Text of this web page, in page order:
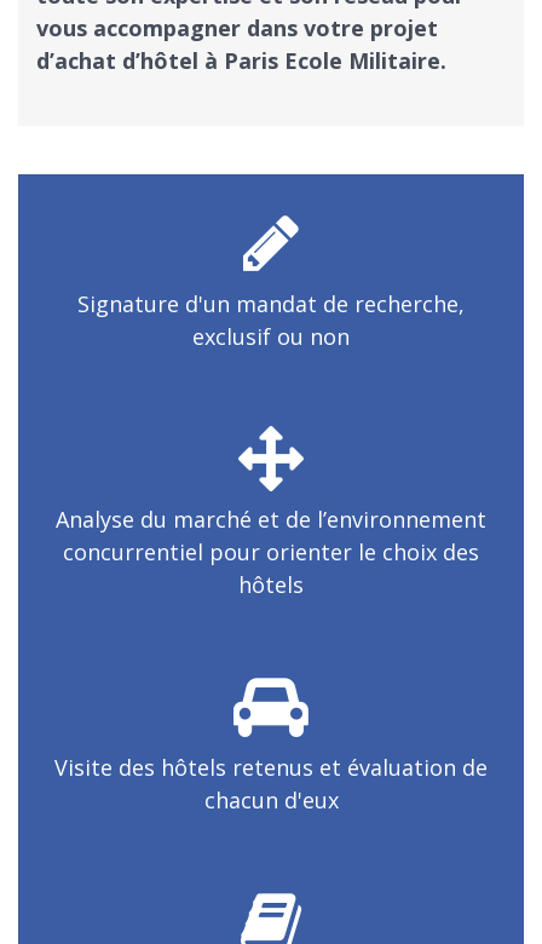
vous accompagner dans votre projet
d’achat d’hôtel à Paris Ecole Militaire.
Signature d'un mandat de recherche,
exclusif ou non
Analyse du marché et de l’environnement
concurrentiel pour orienter le choix des
hôtels
Visite des hôtels retenus et évaluation de
chacun d'eux